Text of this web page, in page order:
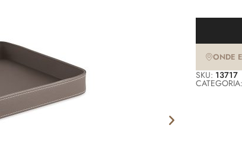
ONDE
SKU: 13717
CATEGORIA: